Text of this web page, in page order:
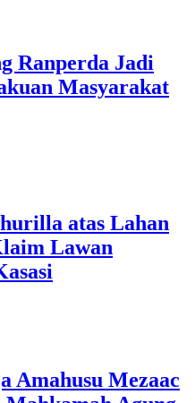
Ranperda Jadi
Masyarakat
atas Lahan
Lawan
Amahusu Mezaac